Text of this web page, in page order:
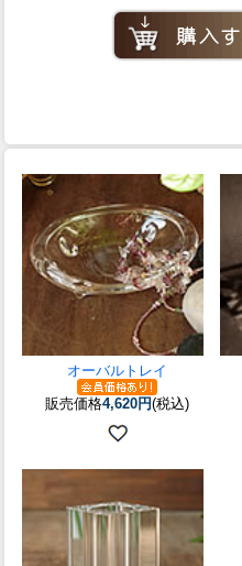
オーバルトレイ
販売価格4,620円(税込)